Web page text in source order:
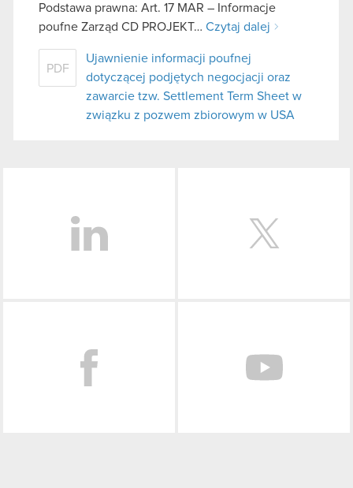
Podstawa prawna: Art. 17 MAR – Informacje
poufne Zarząd CD PROJEKT… Czytaj dalej
PDF
Ujawnienie informacji poufnej
dotyczącej podjętych negocjacji oraz
zawarcie tzw. Settlement Term Sheet w
związku z pozwem zbiorowym w USA